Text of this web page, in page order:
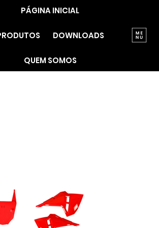
PÁGINA INICIAL
DOWNLOADS
QUEM SOMOS